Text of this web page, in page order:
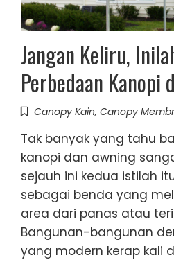
Jangan Keliru,
Perbedaan Kanopi
Canopy Kain, Canopy
Tak banyak yang tahu
kanopi dan awning
sejauh ini kedua istilah
sebagai benda yang
area dari panas atau
Bangunan-bangunan
yang modern kerap kali